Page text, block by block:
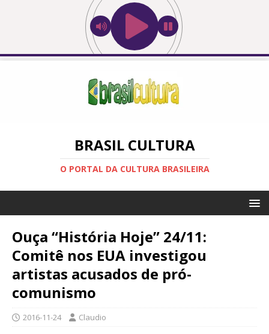
BRASIL CULTURA
O PORTAL DA CULTURA BRASILEIRA
Ouça “História Hoje” 24/11:
Comitê nos EUA investigou
artistas acusados de pró-
comunismo
2016-11-24 Claudio